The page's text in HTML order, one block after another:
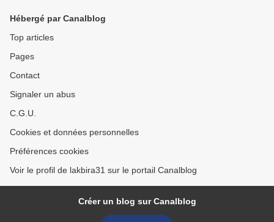
Hébergé par Canalblog
Top articles
Pages
Contact
Signaler un abus
C.G.U.
Cookies et données personnelles
Préférences cookies
Voir le profil de lakbira31 sur le portail Canalblog
Créer un blog sur Canalblog